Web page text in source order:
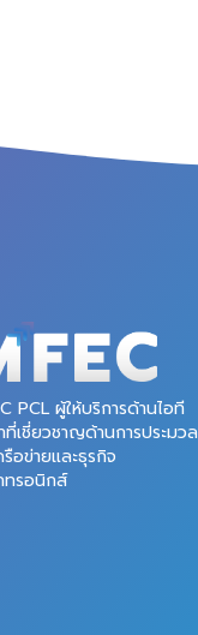
PCL ผู้ให้บริการด้านไอที
ที่เชี่ยวชาญด้านการประมวล
อข่ายและธุรกิจ
ทรอนิกส์